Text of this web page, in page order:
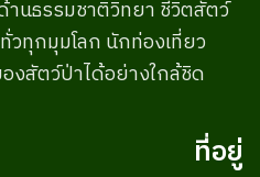
านธรรมชาติวิทยา ชีวิตสัตว์
วทุกมุมโลก นักท่องเที่ยว
สัตว์ป่าได้อย่างใกล้ชิด
ที่อยู่